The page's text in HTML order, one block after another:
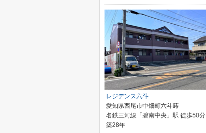
レジデンス六斗
愛知県西尾市中畑町六斗蒔
名鉄三河線「碧南中央」駅 徒歩50分
築28年